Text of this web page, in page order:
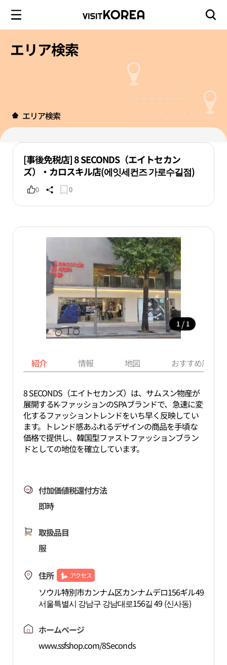
エリア検索
エリア検索
[事後免税店] 8 SECONDS（エイトセカン
ズ）・カロスキル店(에잇세컨즈 가로수길점)
0 0
1 / 1
紹介 情報 地図 おすすめ周辺
8 SECONDS（エイトセカンズ）は、サムスン物産が
展開するK-ファッションのSPAブランドで、急速に変
化するファッショントレンドをいち早く反映してい
ます。トレンド感あふれるデザインの商品を手頃な
価格で提供し、韓国型ファストファッションブラン
ドとしての地位を確立しています。
付加価値税還付方法
即時
取扱品目
服
住所 アクセス
ソウル特別市カンナム区カンナムデロ156ギル49
서울특별시 강남구 강남대로156길 49 (신사동)
ホームページ
www.ssfshop.com/8Seconds